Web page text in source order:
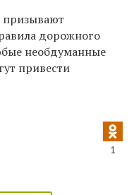
призывают
дорожного
необдуманные
привести
1